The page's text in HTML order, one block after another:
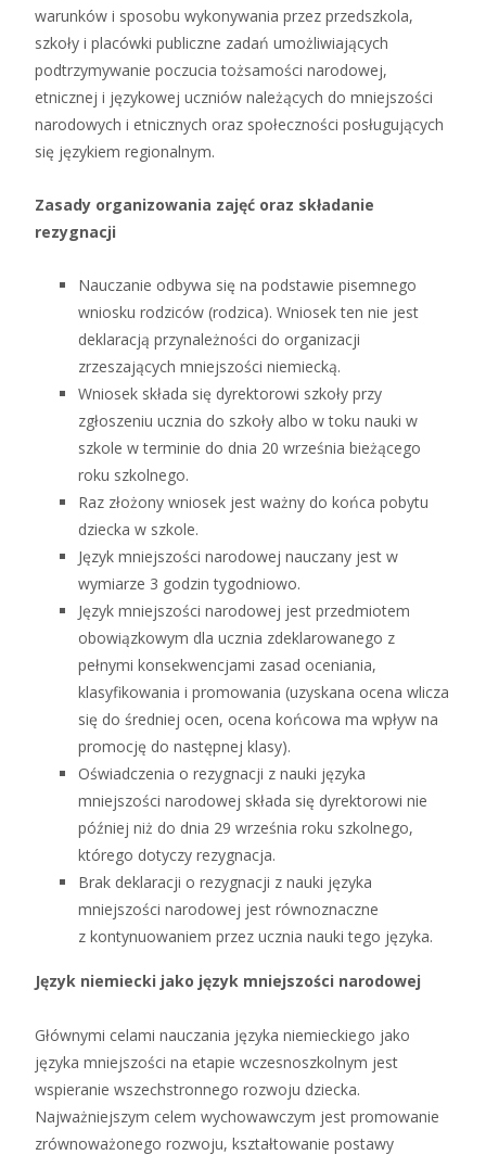
warunków i sposobu wykonywania przez przedszkola,
szkoły i placówki publiczne zadań umożliwiających
podtrzymywanie poczucia tożsamości narodowej,
etnicznej i językowej uczniów należących do mniejszości
narodowych i etnicznych oraz społeczności posługujących
się językiem regionalnym.
Zasady organizowania zajęć oraz składanie
rezygnacji
Nauczanie odbywa się na podstawie pisemnego
wniosku rodziców (rodzica). Wniosek ten nie jest
deklaracją przynależności do organizacji
zrzeszających mniejszości niemiecką.
Wniosek składa się dyrektorowi szkoły przy
zgłoszeniu ucznia do szkoły albo w toku nauki w
szkole w terminie do dnia 20 września bieżącego
roku szkolnego.
Raz złożony wniosek jest ważny do końca pobytu
dziecka w szkole.
Język mniejszości narodowej nauczany jest w
wymiarze 3 godzin tygodniowo.
Język mniejszości narodowej jest przedmiotem
obowiązkowym dla ucznia zdeklarowanego z
pełnymi konsekwencjami zasad oceniania,
klasyfikowania i promowania (uzyskana ocena wlicza
się do średniej ocen, ocena końcowa ma wpływ na
promocję do następnej klasy).
Oświadczenia o rezygnacji z nauki języka
mniejszości narodowej składa się dyrektorowi nie
później niż do dnia 29 września roku szkolnego,
którego dotyczy rezygnacja.
Brak deklaracji o rezygnacji z nauki języka
mniejszości narodowej jest równoznaczne
z kontynuowaniem przez ucznia nauki tego języka.
Język niemiecki jako język mniejszości narodowej
Głównymi celami nauczania języka niemieckiego jako
języka mniejszości na etapie wczesnoszkolnym jest
wspieranie wszechstronnego rozwoju dziecka.
Najważniejszym celem wychowawczym jest promowanie
zrównoważonego rozwoju, kształtowanie postawy